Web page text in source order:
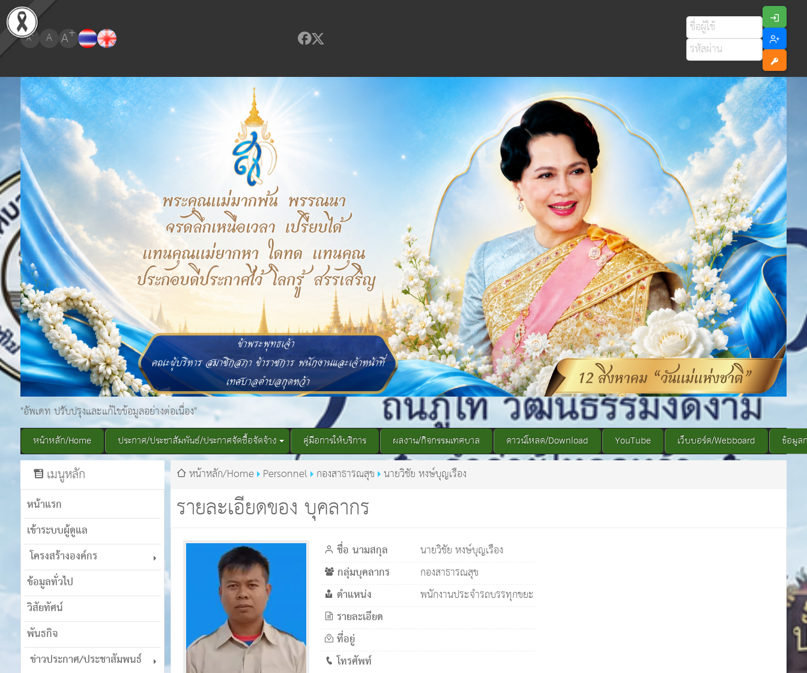
A- A A+
"อัพเดท ปรับปรุงและแก้ไขข้อมูลอย่างต่อเนื่อง"
หน้าหลัก/Home ประกาศ/ประชาสัมพันธ์/ประกาศจัดซื้อจัดจ้าง คู่มือการให้บริการ ผลงาน/กิจกรรมเทศบาล ดาวน์โหลด/Download YouTube เว็บบอร์ด/Webboard ข้อมูล
เมนูหลัก
หน้าแรก
เข้าระบบผู้ดูแล
โครงสร้างองค์กร
ข้อมูลทั่วไป
วิสัยทัศน์
พันธกิจ
ข่าวประกาศ/ประชาสัมพนธ์
รายละเอียดของ บุคลากร
หน้าหลัก/Home Personnel กองสาธารณสุข นายวิชัย หงษ์บุญเรือง
ชื่อ นามสกุล นายวิชัย หงษ์บุญเรือง
กลุ่มบุคลากร กองสาธารณสุข
ตำแหน่ง พนักงานประจำรถบรรทุกขยะ
รายละเอียด
ที่อยู่
โทรศัพท์